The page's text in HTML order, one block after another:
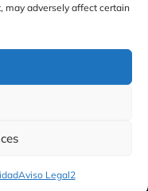
may adversely affect certain
Aviso Legal2
de Privacidad
del correo:
sobre
canales
vuestra
la